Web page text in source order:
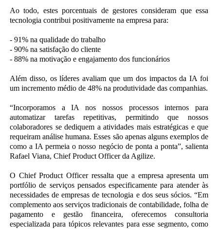
Ao todo, estes porcentuais de gestores consideram que essa
tecnologia contribui positivamente na empresa para:
- 91% na qualidade do trabalho
- 90% na satisfação do cliente
- 88% na motivação e engajamento dos funcionários
Além disso, os líderes avaliam que um dos impactos da IA foi
um incremento médio de 48% na produtividade das companhias.
“Incorporamos a IA nos nossos processos internos para
automatizar tarefas repetitivas, permitindo que nossos
colaboradores se dediquem a atividades mais estratégicas e que
requeiram análise humana. Esses são apenas alguns exemplos de
como a IA permeia o nosso negócio de ponta a ponta”, salienta
Rafael Viana, Chief Product Officer da Agilize.
O Chief Product Officer ressalta que a empresa apresenta um
portfólio de serviços pensados especificamente para atender às
necessidades de empresas de tecnologia e dos seus sócios. “Em
complemento aos serviços tradicionais de contabilidade, folha de
pagamento e gestão financeira, oferecemos consultoria
especializada para tópicos relevantes para esse segmento, como